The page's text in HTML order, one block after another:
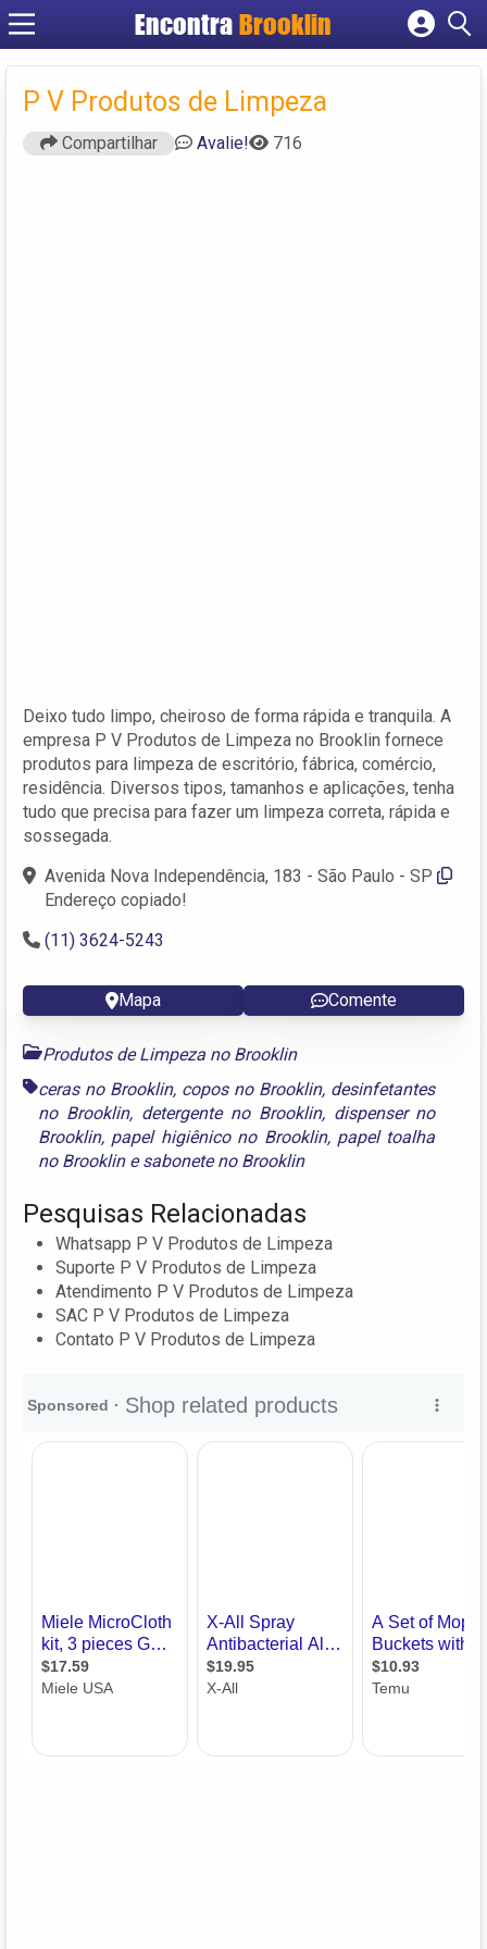
Encontra Brooklin
Cadastrar empresa
Criar conta
P V Produtos de Limpeza
Compartilhar Avalie! 716
Deixo tudo limpo, cheiroso de forma rápida e tranquila. A
empresa P V Produtos de Limpeza no Brooklin fornece
produtos para limpeza de escritório, fábrica, comércio,
residência. Diversos tipos, tamanhos e aplicações, tenha
tudo que precisa para fazer um limpeza correta, rápida e
sossegada.
Avenida Nova Independência, 183 - São Paulo - SP
Endereço copiado!
(11) 3624-5243
Mapa Comente
Produtos de Limpeza no Brooklin
ceras no Brooklin, copos no Brooklin, desinfetantes
no Brooklin, detergente no Brooklin, dispenser no
Brooklin, papel higiênico no Brooklin, papel toalha
no Brooklinesabonete no Brooklin
Pesquisas Relacionadas
Whatsapp P V Produtos de Limpeza
Suporte P V Produtos de Limpeza
Atendimento P V Produtos de Limpeza
SAC P V Produtos de Limpeza
Contato P V Produtos de Limpeza